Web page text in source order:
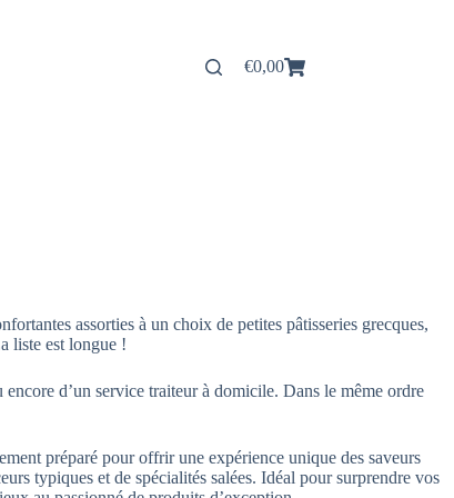
Panier
€0,00
assorties à un choix de petites pâtisseries grecques,
liste est longue !
d’un service traiteur à domicile. Dans le même ordre
préparé pour offrir une expérience unique des saveurs
typiques et de spécialités salées. Idéal pour surprendre vos